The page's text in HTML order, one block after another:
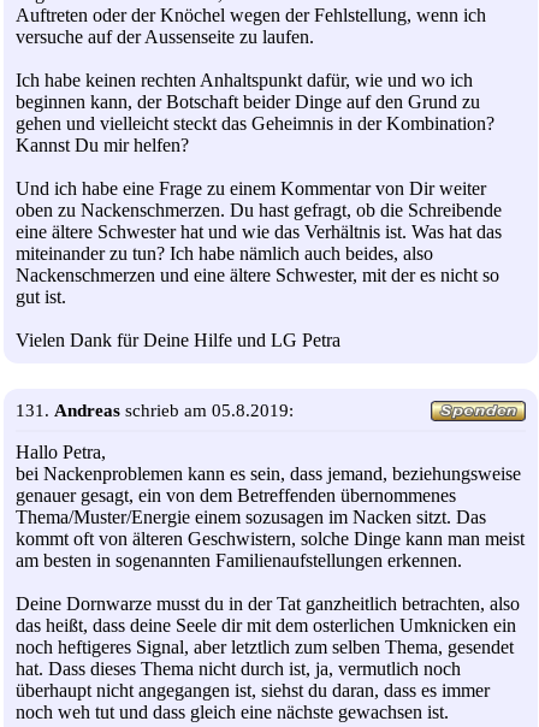
Auftreten oder der Knöchel wegen der Fehlstellung, wenn ich
versuche auf der Aussenseite zu laufen.
Ich habe keinen rechten Anhaltspunkt dafür, wie und wo ich
beginnen kann, der Botschaft beider Dinge auf den Grund zu
gehen und vielleicht steckt das Geheimnis in der Kombination?
Kannst Du mir helfen?
Und ich habe eine Frage zu einem Kommentar von Dir weiter
oben zu Nackenschmerzen. Du hast gefragt, ob die Schreibende
eine ältere Schwester hat und wie das Verhältnis ist. Was hat das
miteinander zu tun? Ich habe nämlich auch beides, also
Nackenschmerzen und eine ältere Schwester, mit der es nicht so
gut ist.
Vielen Dank für Deine Hilfe und LG Petra
131. Andreas schrieb am 05.8.2019:
Hallo Petra,
bei Nackenproblemen kann es sein, dass jemand, beziehungsweise
genauer gesagt, ein von dem Betreffenden übernommenes
Thema/Muster/Energie einem sozusagen im Nacken sitzt. Das
kommt oft von älteren Geschwistern, solche Dinge kann man meist
am besten in sogenannten Familienaufstellungen erkennen.
Deine Dornwarze musst du in der Tat ganzheitlich betrachten, also
das heißt, dass deine Seele dir mit dem osterlichen Umknicken ein
noch heftigeres Signal, aber letztlich zum selben Thema, gesendet
hat. Dass dieses Thema nicht durch ist, ja, vermutlich noch
überhaupt nicht angegangen ist, siehst du daran, dass es immer
noch weh tut und dass gleich eine nächste gewachsen ist.